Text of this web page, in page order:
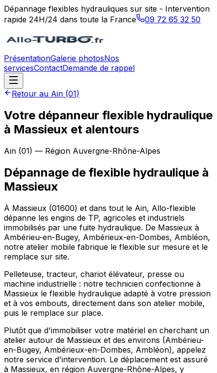
Dépannage flexibles hydrauliques sur site - Intervention
rapide 24H/24 dans toute la France
09 72 65 32 50
PrésentationGalerie photosNos
servicesContactDemande de rappel
Retour au Ain (01)
Votre dépanneur flexible hydraulique
à Massieux et alentours
Ain (01) — Région Auvergne-Rhône-Alpes
Dépannage de flexible hydraulique à
Massieux
À Massieux (01600) et dans tout le Ain, Allo-flexible
dépanne les engins de TP, agricoles et industriels
immobilisés par une fuite hydraulique. De Massieux à
Ambérieu-en-Bugey, Ambérieux-en-Dombes, Ambléon,
notre atelier mobile fabrique le flexible sur mesure et le
remplace sur site.
Pelleteuse, tracteur, chariot élévateur, presse ou
machine industrielle : notre technicien confectionne à
Massieux le flexible hydraulique adapté à votre pression
et à vos embouts, directement dans son atelier mobile,
puis le remplace sur place.
Plutôt que d'immobiliser votre matériel en cherchant un
atelier autour de Massieux et des environs (Ambérieu-
en-Bugey, Ambérieux-en-Dombes, Ambléon), appelez
notre service d'intervention. Le déplacement est assuré
à Massieux, en région Auvergne-Rhône-Alpes, y